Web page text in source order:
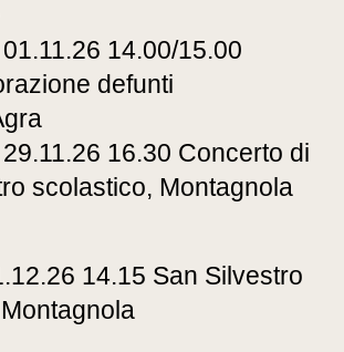
14.00/15.00
defunti
16.30 Concerto di
scolastico, Montagnola
14.15 San Silvestro